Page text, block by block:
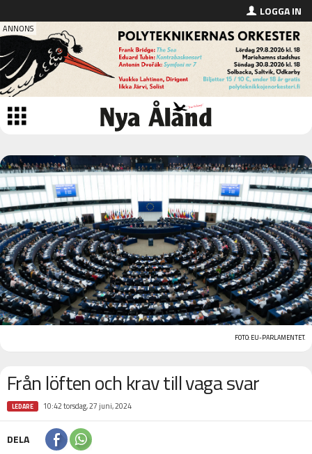
LOGGA IN
FOTO: EU-PARLAMENTET.
Från löften och krav till vaga svar
LEDARE 10:42 torsdag, 27 juni, 2024
DELA